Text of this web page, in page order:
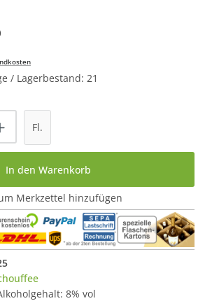
/ Lagerbestand: 21
Gib den gewünschten
Fl.
In den Warenkorb
Merkzettel hinzufügen
8% vol